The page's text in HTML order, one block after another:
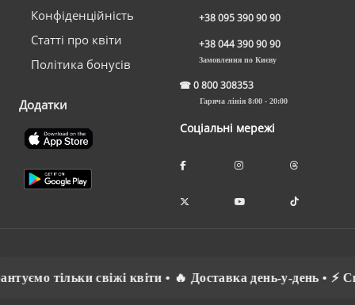
Конфіденційність
Статті про квіти
Політика бонусів
Додатки
+38 095 390 90 90
+38 044 390 90 90
Замовлення по Києву
☎0 800 308353
Гаряча лінія 8:00 - 20:00
Соціальні мережі
свіжі квіти • 🔥 Доставка день-у-день • ⚡